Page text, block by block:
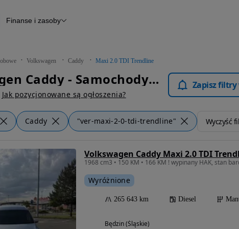
Raport z inspekcji
Otomoto News
Finanse i zasoby
Volkswagen Caddy Maxi 2.0 TDI Trendline
Volkswagen Caddy - Samochody Osobowe
Jak pozycjonowane są ogłoszenia?
Zapisz
Caddy "ver-maxi-2-0-tdi-trendline" Wyczyść
Volkswagen Caddy Maxi 2.0 TDI
Wyróżnione
265 643 km Diesel
Będzin (Śląskie)